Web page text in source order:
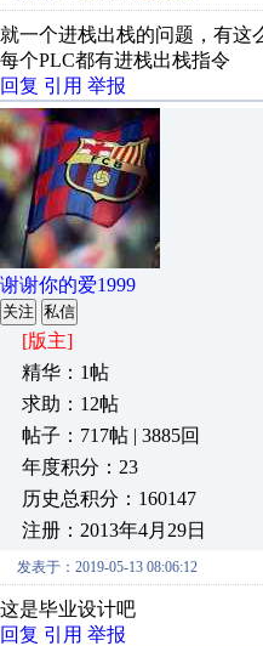
就一个进栈出栈的问题，有这
每个PLC都有进栈出栈指令
回复 引用 举报
谢谢你的爱1999
关注 私信
[版主]
精华：1帖
求助：12帖
帖子：717帖 | 3885回
年度积分：23
历史总积分：160147
注册：2013年4月29日
发表于：2019-05-13 08:06:12
这是毕业设计吧
回复 引用 举报